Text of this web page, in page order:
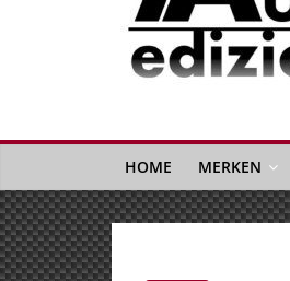
Auto
La
Gazetta
dell'Automobile
Italiana
|
Italiaans
HOME MERKEN